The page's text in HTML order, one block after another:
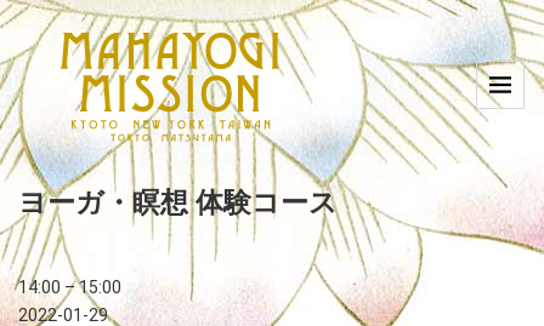
ヨーガ・瞑想 体験コース
14:00 –15:00
2022-01-29